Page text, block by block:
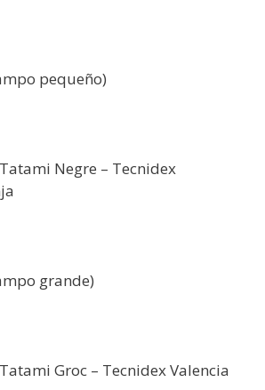
pequeño)
Negre – Tecnidex
grande)
Groc – Tecnidex Valencia